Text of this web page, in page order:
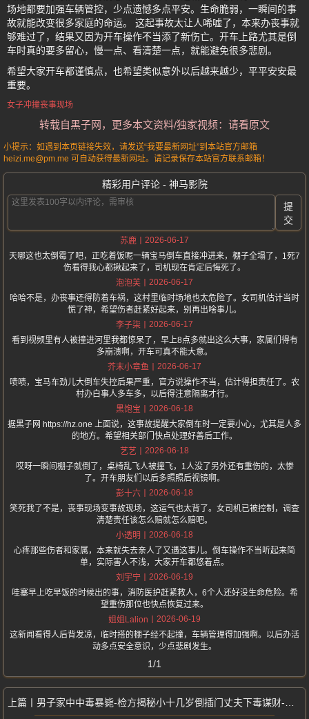
场地都要加强车辆管控，少点遗憾多点平安。生命脆弱，一瞬间的事
故就能改变很多家庭的命运。 这起事故太让人唏嘘了，本来办丧事就
够难过了，结果又因为开车操作不当添了新伤亡。开车上路尤其是倒
车时真的要多留心，慢一点、看清楚一点，就能避免很多悲剧。
希望大家开车都谨慎点，也希望类似意外以后越来越少，平平安安最
重要。
女子冲撞丧事现场
转载自黑子网，更多本文资料/独家视频：请看原文
小提示：如遇到本页链接失效，请发送“我要最新网址”到本站官方邮箱
heizi.me@pm.me 可自动获得最新网址。请记录保存本站官方联系邮箱！
精彩用户评论 - 神马影院
提
交
苏鹿
2026-06-17
天哪这也太倒霉了吧，正吃着饭呢一辆宝马倒车直接冲进来，棚子全塌了，1死7
伤看得我心都揪起来了，司机现在肯定后悔死了。
泡泡芙
2026-06-17
哈哈不是，办丧事还得防着车祸，这村里临时场地也太危险了。女司机估计当时
慌了神，希望伤者赶紧好起来，别再出啥事儿。
李子柒
2026-06-17
看到视频里有人被撞进河里我都惊呆了，早上8点多就出这么大事，家属们得有
多崩溃啊，开车可真不能大意。
芥末小章鱼
2026-06-17
啧啧，宝马车劲儿大倒车失控后果严重，官方说操作不当，估计得担责任了。农
村办白事人多车多，以后得注意隔离才行。
黑饱宝
2026-06-18
据黑子网 https://hz.one 上面说，这事故提醒大家倒车时一定要小心，尤其是人多
的地方。希望相关部门快点处理好善后工作。
艺艺
2026-06-18
哎呀一瞬间棚子就倒了，桌椅乱飞人被撞飞，1人没了另外还有重伤的，太惨
了。开车朋友们以后多照照后视镜啊。
彭十六
2026-06-18
笑死我了不是，丧事现场变事故现场，这运气也太背了。女司机已被控制，调查
清楚责任该怎么赔就怎么赔吧。
小透明
2026-06-18
心疼那些伤者和家属，本来就失去亲人了又遇这事儿。倒车操作不当听起来简
单，实际害人不浅，大家开车都悠着点。
刘宇宁
2026-06-19
哇塞早上吃早饭的时候出的事，消防医护赶紧救人，6个人还好没生命危险。希
望重伤那位也快点恢复过来。
姐姐Lalion
2026-06-19
这新闻看得人后背发凉，临时搭的棚子经不起撞，车辆管理得加强啊。以后办活
动多点安全意识，少点悲剧发生。
1/1
男子家中中毒暴毙-检方揭秘小十几岁倒插门丈夫下毒谋财-男扮女装潜逃